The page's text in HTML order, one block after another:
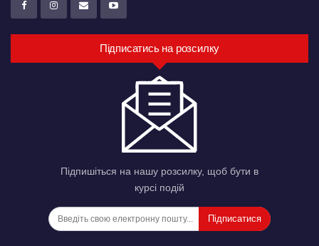
Підписатись на розсилку
Підпишіться на нашу розсилку, щоб бути в
курсі подій
Підписатися